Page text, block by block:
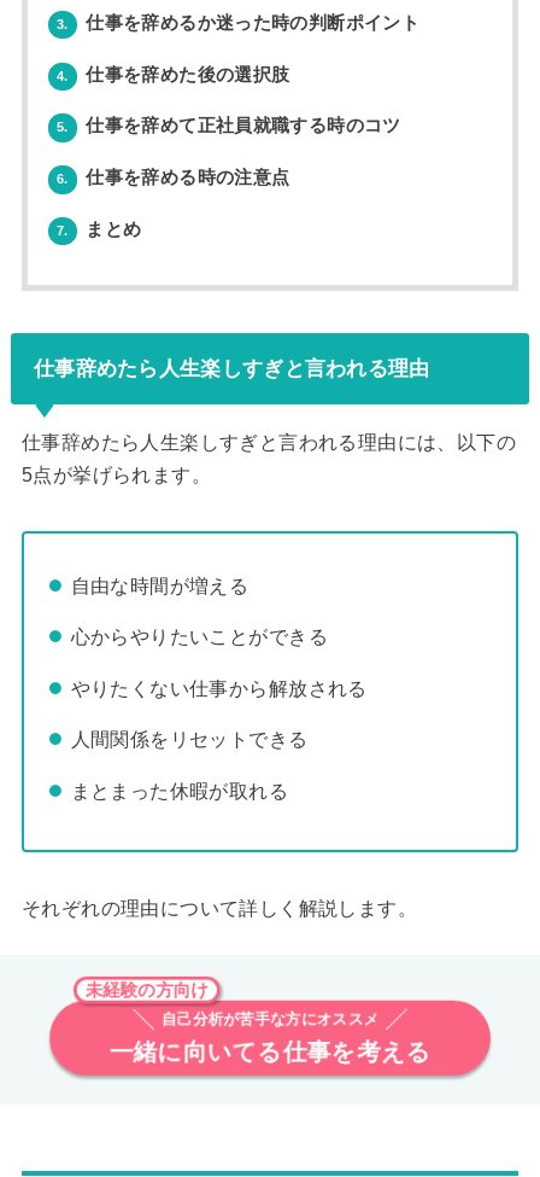
3. 仕事を辞めるか迷った時の判断ポイント
4. 仕事を辞めた後の選択肢
5. 仕事を辞めて正社員就職する時のコツ
6. 仕事を辞める時の注意点
7. まとめ
仕事辞めたら人生楽しすぎと言われる理由
仕事辞めたら人生楽しすぎと言われる理由には、以下の
5点が挙げられます。
自由な時間が増える
心からやりたいことができる
やりたくない仕事から解放される
人間関係をリセットできる
まとまった休暇が取れる
それぞれの理由について詳しく解説します。
未経験の方向け
自己分析が苦手な方にオススメ
一緒に向いてる仕事を考える